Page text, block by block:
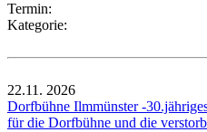
Termin:
Kategorie:
22.11. 2026
Dorfbühne Ilmmünster -
für die Dorfbühne und die